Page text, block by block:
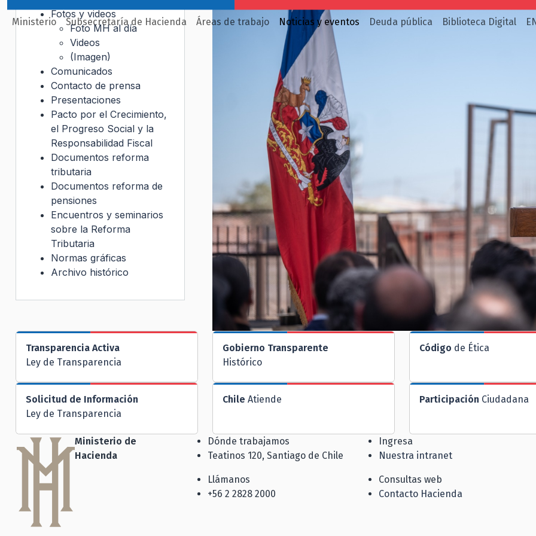
Ministerio Subsecretaría de Hacienda Áreas de trabajo Noticias y eventos Deuda pública Biblioteca Digital
Fotos y videos
Foto MH al día
Videos
(Imagen)
Comunicados
Contacto de prensa
Presentaciones
Pacto por el Crecimiento,
el Progreso Social y la
Responsabilidad Fiscal
Documentos reforma
tributaria
Documentos reforma de
pensiones
Encuentros y seminarios
sobre la Reforma
Tributaria
Normas gráficas
Archivo histórico
Transparencia Activa
Ley de Transparencia
Gobierno Transparente
Histórico
Código de Ética
Solicitud de Información
Ley de Transparencia
Chile Atiende Participación Ciudadana
Ministerio de
Hacienda
Dónde trabajamos
Teatinos 120, Santiago de Chile
Llámanos
+56 2 2828 2000
Ingresa
Nuestra intranet
Consultas web
Contacto Hacienda